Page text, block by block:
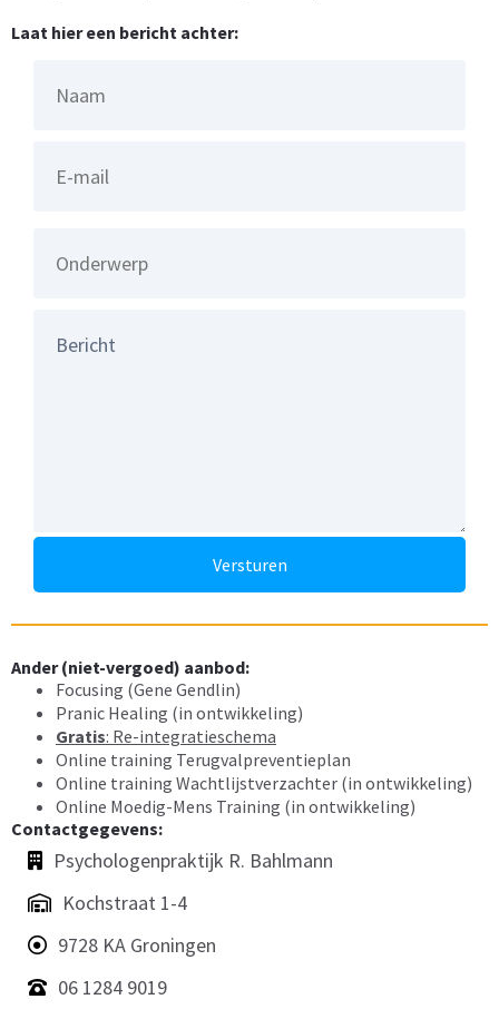
Laat hier een bericht achter:
Versturen
Ander (niet-vergoed) aanbod:
Focusing (Gene Gendlin)
Pranic Healing (in ontwikkeling)
Gratis: Re-integratieschema
Online training Terugvalpreventieplan
Online training Wachtlijstverzachter (in ontwikkeling)
Online Moedig-Mens Training (in ontwikkeling)
Contactgegevens:
Psychologenpraktijk R. Bahlmann
Kochstraat 1-4
9728 KA Groningen
06 1284 9019